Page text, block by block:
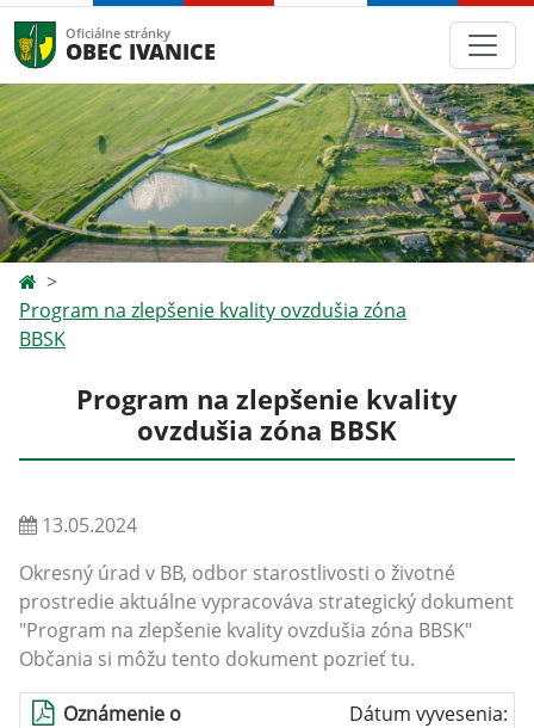
Oficiálne stránky
OBEC IVANICE
Program na zlepšenie kvality ovzdušia zóna
BBSK
Program na zlepšenie kvality
ovzdušia zóna BBSK
13.05.2024
Okresný úrad v BB, odbor starostlivosti o životné
prostredie aktuálne vypracováva strategický dokument
"Program na zlepšenie kvality ovzdušia zóna BBSK"
Občania si môžu tento dokument pozrieť tu.
Oznámenie o
Dátum vyvesenia: